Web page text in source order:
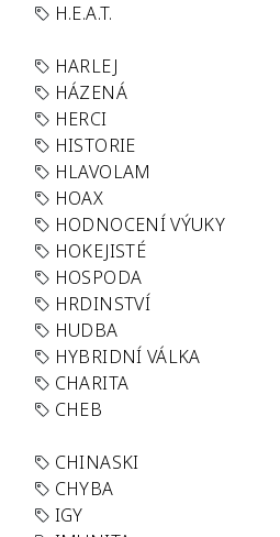
H.E.A.T.
HARLEJ
HÁZENÁ
HERCI
HISTORIE
HLAVOLAM
HOAX
HODNOCENÍ VÝUKY
HOKEJISTÉ
HOSPODA
HRDINSTVÍ
HUDBA
HYBRIDNÍ VÁLKA
CHARITA
CHEB
CHINASKI
CHYBA
IGY